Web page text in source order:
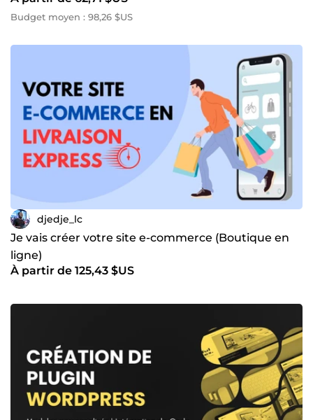
Budget moyen : 98,26 $US
djedje_lc
Je vais créer votre site e-commerce (Boutique en
ligne)
À partir de 125,43 $US